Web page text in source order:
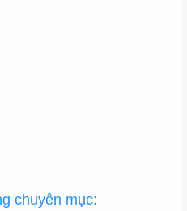
chuyên mục: